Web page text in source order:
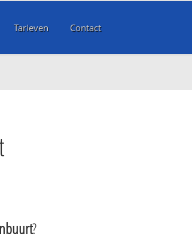
Tarieven Contact
?